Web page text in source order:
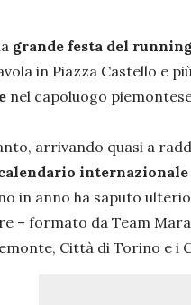
grande festa del
in Piazza Castello e
nel capoluogo
arrivando quasi a
internazionale
in anno ha saputo
– formato da Team
Città di Torino e